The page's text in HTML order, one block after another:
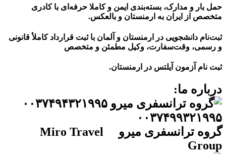
حمل بار و مدارک، بسته‌بندی ایمن و کاملا حرفه‌ای با کادری
متخصص از ایران به ارمنستان و بالعکس.
ثبت‌نام دانشجویی در ارمنستان و آلمان با ثبت قرارداد کاملأ قانونی
و رسمی، وقت‌سفارت، وکیل مطمئن و متخصص
ثبت نام آزمون آیلتس در ارمنستان.
درباره ما:
گروه ترانسفری میرو Miro Travel
Group